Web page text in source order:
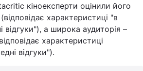
кіноексперти оцінили його
характеристиці "в
відгуки"), а широка аудиторія –
характеристиці
відгуки").